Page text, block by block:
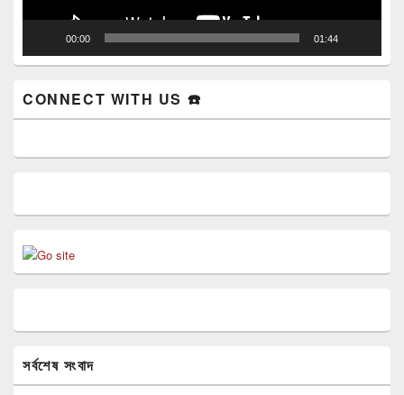
00:00 01:44
CONNECT WITH US ☎️
সর্বশেষ সংবাদ